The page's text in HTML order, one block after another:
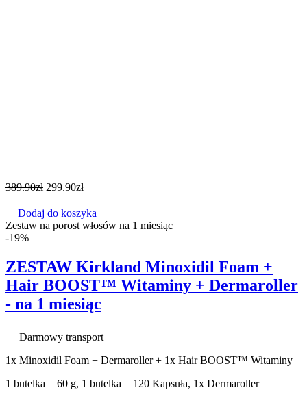
389.90zł 299.90zł
Dodaj do koszyka
Zestaw na porost włosów na 1 miesiąc
-19%
ZESTAW Kirkland Minoxidil Foam +
Hair BOOST™ Witaminy + Dermaroller
- na 1 miesiąc
Darmowy transport
1x Minoxidil Foam + Dermaroller + 1x Hair BOOST™ Witaminy
1 butelka = 60 g, 1 butelka = 120 Kapsuła, 1x Dermaroller